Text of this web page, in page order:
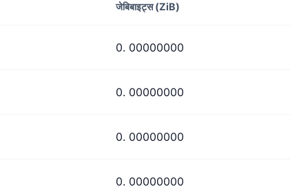
जेबिबाइट्स (ZiB)
0. 00000000
0. 00000000
0. 00000000
0. 00000000